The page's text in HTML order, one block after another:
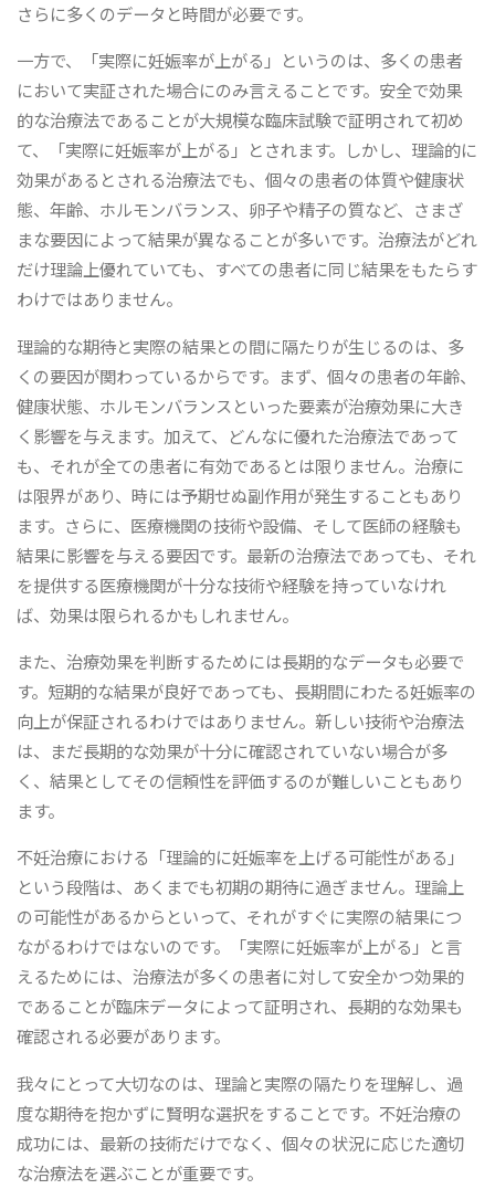
さらに多くのデータと時間が必要です。
一方で、「実際に妊娠率が上がる」というのは、多くの患者
において実証された場合にのみ言えることです。安全で効果
的な治療法であることが大規模な臨床試験で証明されて初め
て、「実際に妊娠率が上がる」とされます。しかし、理論的に
効果があるとされる治療法でも、個々の患者の体質や健康状
態、年齢、ホルモンバランス、卵子や精子の質など、さまざ
まな要因によって結果が異なることが多いです。治療法がどれ
だけ理論上優れていても、すべての患者に同じ結果をもたらす
わけではありません。
理論的な期待と実際の結果との間に隔たりが生じるのは、多
くの要因が関わっているからです。まず、個々の患者の年齢、
健康状態、ホルモンバランスといった要素が治療効果に大き
く影響を与えます。加えて、どんなに優れた治療法であって
も、それが全ての患者に有効であるとは限りません。治療に
は限界があり、時には予期せぬ副作用が発生することもあり
ます。さらに、医療機関の技術や設備、そして医師の経験も
結果に影響を与える要因です。最新の治療法であっても、それ
を提供する医療機関が十分な技術や経験を持っていなけれ
ば、効果は限られるかもしれません。
また、治療効果を判断するためには長期的なデータも必要で
す。短期的な結果が良好であっても、長期間にわたる妊娠率の
向上が保証されるわけではありません。新しい技術や治療法
は、まだ長期的な効果が十分に確認されていない場合が多
く、結果としてその信頼性を評価するのが難しいこともあり
ます。
不妊治療における「理論的に妊娠率を上げる可能性がある」
という段階は、あくまでも初期の期待に過ぎません。理論上
の可能性があるからといって、それがすぐに実際の結果につ
ながるわけではないのです。「実際に妊娠率が上がる」と言
えるためには、治療法が多くの患者に対して安全かつ効果的
であることが臨床データによって証明され、長期的な効果も
確認される必要があります。
我々にとって大切なのは、理論と実際の隔たりを理解し、過
度な期待を抱かずに賢明な選択をすることです。不妊治療の
成功には、最新の技術だけでなく、個々の状況に応じた適切
な治療法を選ぶことが重要です。